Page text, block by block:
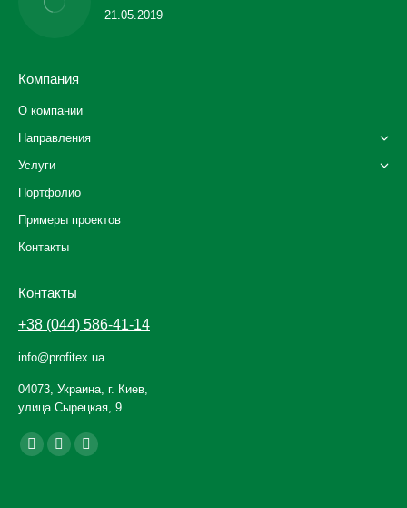
21.05.2019
Компания
О компании
Направления
Услуги
Портфолио
Примеры проектов
Контакты
Контакты
+38 (044) 586-41-14
info@profitex.ua
04073, Украина, г. Киев,
улица Сырецкая, 9
Ищите нас:
Facebook
YouTubeInstagram